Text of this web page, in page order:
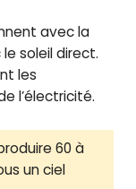
avec la
soleil direct.
les
l’électricité.
60 à
un ciel